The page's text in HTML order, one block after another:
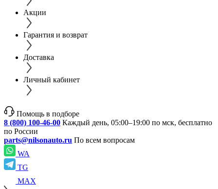
Акции
Гарантия и возврат
Доставка
Личный кабинет
Помощь в подборе
8 (800) 100-46-00 Каждый день, 05:00–19:00 по мск, бесплатно
по России
parts@nilsonauto.ru По всем вопросам
WA
TG
MAX